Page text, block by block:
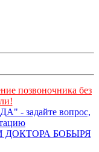
позвоночника без
- задайте вопрос,
БОБЫРЯ